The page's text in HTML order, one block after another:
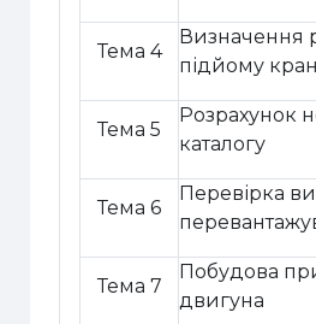
Тема 4
Визначення
підйому
Тема 5
Розрахунок
каталогу
Тема 6
Перевірка
Тема 7
Побудова
двигуна